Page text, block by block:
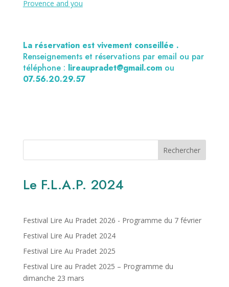
Provence and you
La réservation est vivement conseillée .
Renseignements et réservations par email ou par
téléphone : lireaupradet@gmail.comou
07.56.20.29.57
Rechercher
Le F.L.A.P. 2024
Festival Lire Au Pradet 2026 - Programme du 7 février
Festival Lire Au Pradet 2024
Festival Lire Au Pradet 2025
Festival Lire au Pradet 2025 – Programme du
dimanche 23 mars